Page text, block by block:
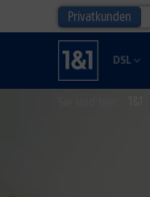
Privatkunden
DSL